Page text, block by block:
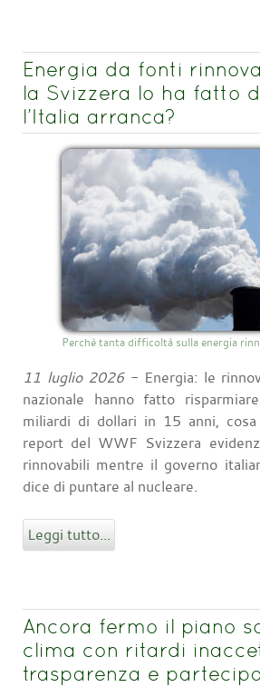
Energia da fonti
la Svizzera lo ha fatto
l’Italia arranca?
Perchè tanta difficoltà sulla energia
11 luglio 2026- Energia: le
nazionale hanno fatto
miliardi di dollari in 15 anni,
report del WWF Svizzera
rinnovabili mentre il governo
dice di puntare al nucleare.
Leggi tutto...
Ancora fermo il piano
clima con ritardi
trasparenza e